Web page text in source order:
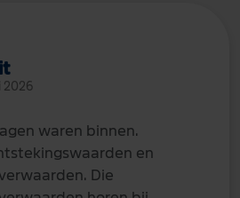
2026
waren binnen.
en
Die